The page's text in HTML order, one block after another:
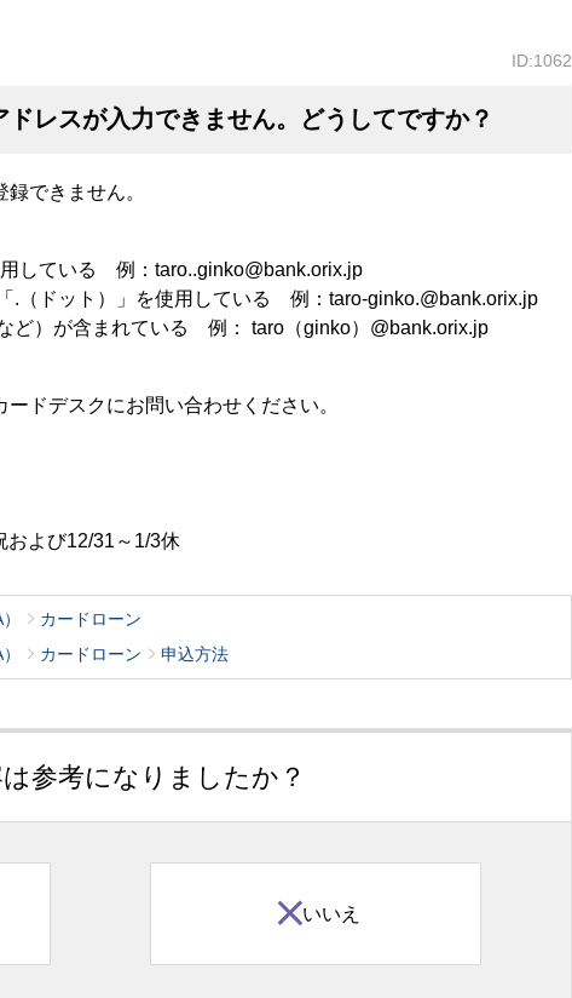
ID:1062
ドレスが入力できません。どうしてですか？
できません。
用している 例：taro..ginko@bank.orix.jp
.（ドット）」を使用している 例：taro-ginko.@bank.orix.jp
など）が含まれている 例： taro（ginko）@bank.orix.jp
ドデスクにお問い合わせください。
よび12/31～1/3休
カードローン
カードローン 申込方法
参考になりましたか？
いいえ